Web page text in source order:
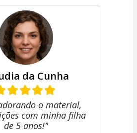
da Cunha
o material,
com minha filha
de 5 anos!"